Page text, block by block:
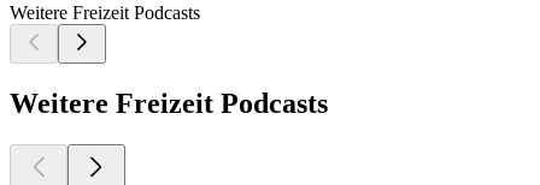
Weitere Freizeit Podcasts
Weitere Freizeit Podcasts